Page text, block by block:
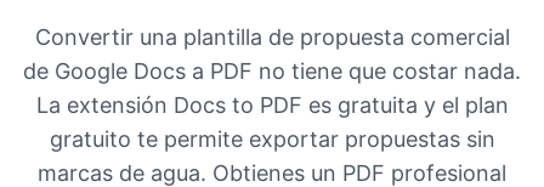
Convertir una plantilla de propuesta comercial
de Google Docs a PDF no tiene que costar nada.
La extensión Docs to PDF es gratuita y el plan
gratuito te permite exportar propuestas sin
marcas de agua. Obtienes un PDF profesional